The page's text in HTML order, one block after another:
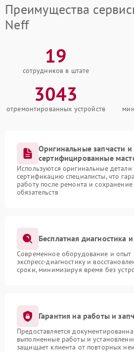
Преимущества
Neff
19
сотрудников в штате
3043
отремонтированных устройств
Оригинальные запчасти и
сертифицированные
Используются оригинальные
сертификацию специалисты, что
работу после ремонта и
обязательств
Бесплатная диагностика
Современное оборудование и опыт
экспресс-диагностику и
сроки, минимизируя время без
Гарантия на работы и
Предоставляется
выполненные работы и
защищает клиента от повторных